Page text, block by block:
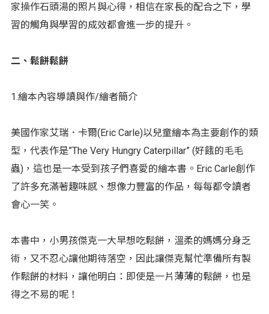
家操作石頭湯的照片與心得，相信在家長的配合之下，學
習的觸角與學習的成效都會進一步的提升。
二、鬆餅鬆餅
1.繪本內容導讀與作/繪者簡介
美國作家艾瑞．卡爾(Eric Carle)以兒童繪本為主要創作的類
型，代表作是”The Very Hungry Caterpillar” (好餓的毛毛
蟲)，這也是一本受到孩子們喜愛的繪本書。Eric Carle創作
了許多充滿著趣味感、想像力豐富的作品，每每都令讀者
會心一笑。
本書中，小男孩傑克一大早想吃鬆餅，溫柔的媽媽分身乏
術，又不忍心讓他期待落空，因此讓傑克幫忙準備所有製
作鬆餅的材料，讓他明白：即使是一片薄薄的鬆餅，也是
得之不易的呢！